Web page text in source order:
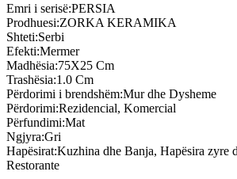
Emri i serisë:PERSIA
Prodhuesi:ZORKA KERAMIKA
Shteti:Serbi
Efekti:Mermer
Madhësia:75X25 Cm
Trashësia:1.0 Cm
Përdorimi i brendshëm:Mur dhe Dysheme
Përdorimi:Rezidencial, Komercial
Përfundimi:Mat
Ngjyra:Gri
Hapësirat:Kuzhina dhe Banja, Hapësira zyre
Restorante